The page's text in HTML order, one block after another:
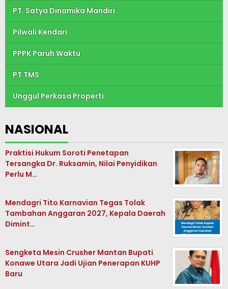
PT. Satya Dinamika Mandiri
Pilwali Kendari
PPPK Paruh Waktu
PT TMS
Unggul Perkasa Properti
NASIONAL
Praktisi Hukum Soroti Penetapan
Tersangka Dr. Ruksamin, Nilai Penyidikan
Perlu M…
Mendagri Tito Karnavian Tegas Tolak
Tambahan Anggaran 2027, Kepala Daerah
Dimint…
Sengketa Mesin Crusher Mantan Bupati
Konawe Utara Jadi Ujian Penerapan KUHP
Baru